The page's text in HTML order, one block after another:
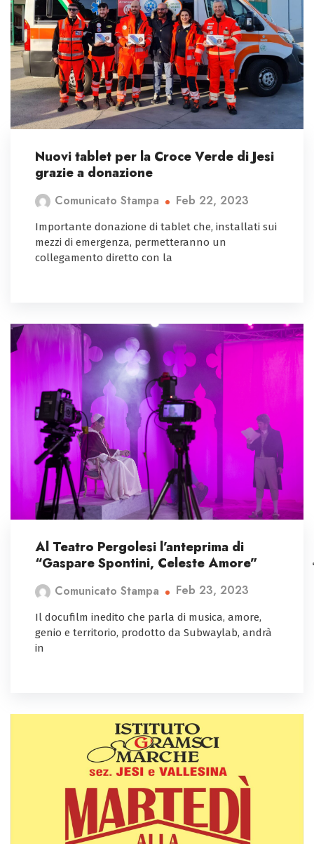
Nuovi tablet per la Croce Verde di Jesi
grazie a donazione
Comunicato Stampa Feb 22, 2023
Importante donazione di tablet che, installati sui
mezzi di emergenza, permetteranno un
collegamento diretto con la
Al Teatro Pergolesi l’anteprima di
“Gaspare Spontini, Celeste Amore”
Comunicato Stampa Feb 23, 2023
Il docufilm inedito che parla di musica, amore,
genio e territorio, prodotto da Subwaylab, andrà
in